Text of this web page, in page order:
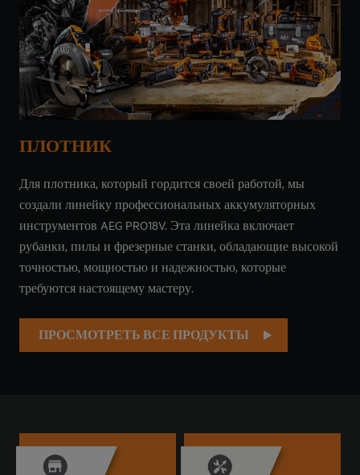
ПЛОТНИК
Для плотника, который гордится своей работой, мы
создали линейку профессиональных аккумуляторных
инструментов AEG PRO18V. Эта линейка включает
рубанки, пилы и фрезерные станки, обладающие высокой
точностью, мощностью и надежностью, которые
требуются настоящему мастеру.
ПРОСМОТРЕТЬ ВСЕ ПРОДУКТЫ